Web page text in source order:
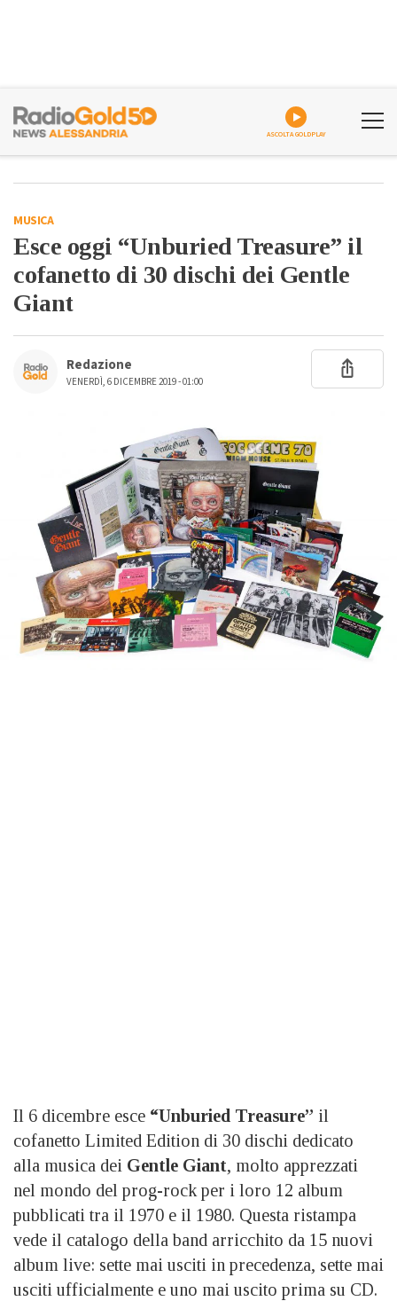
ASCOLTA GOLDPLAY
MUSICA
Esce oggi “Unburied Treasure” il
cofanetto di 30 dischi dei Gentle
Giant
Redazione
VENERDÌ, 6 DICEMBRE 2019 - 01:00
Il 6 dicembre esce “Unburied Treasure” il
cofanetto Limited Edition di 30 dischi dedicato
alla musica dei Gentle Giant, molto apprezzati
nel mondo del prog-rock per i loro 12 album
pubblicati tra il 1970 e il 1980. Questa ristampa
vede il catalogo della band arricchito da 15 nuovi
album live: sette mai usciti in precedenza, sette mai
usciti ufficialmente e uno mai uscito prima su CD.